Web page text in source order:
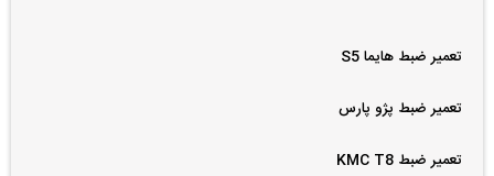
تعمیر ضبط هایما S5
تعمیر ضبط پژو پارس
تعمیر ضبط KMC T8